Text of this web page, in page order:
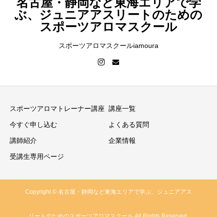
ぶ、ジュニアアスリートのための
スポーツアロマスクール
スポーツアロマスクールiamoura
スポーツアロマトレーナー講座 講座一覧
今すぐ申し込む よくある質問
講師紹介 企業情報
受講生専用ページ
Copyright © 名古屋・静岡など東海エリアで学ぶ、ジュニアアス